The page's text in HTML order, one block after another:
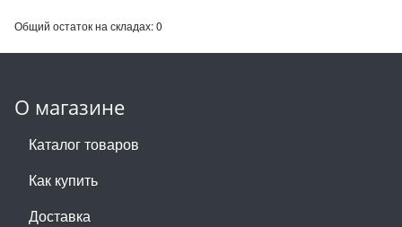
Общий остаток на складах:0
О магазине
Каталог товаров
Как купить
Доставка